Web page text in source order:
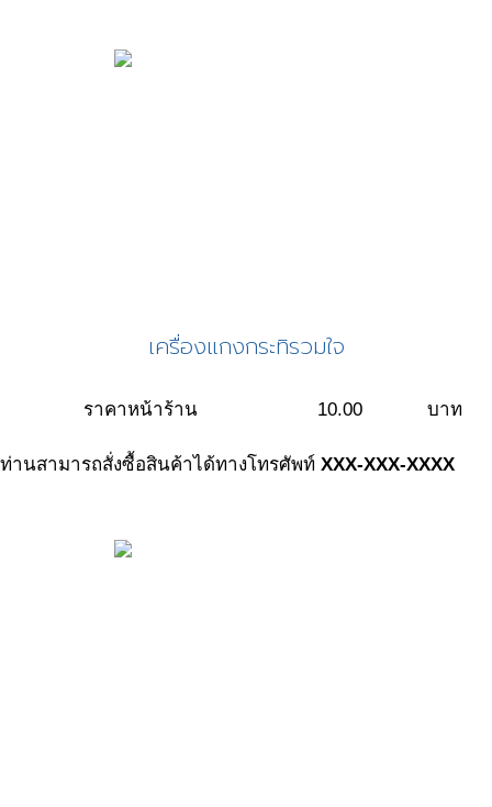
เครื่องแกงกระทิรวมใจ
ราคาหน้าร้าน 10.00 บาท
ท่านสามารถสั่งซื้อสินค้าได้ทางโทรศัพท์ XXX-XXX-XXXX